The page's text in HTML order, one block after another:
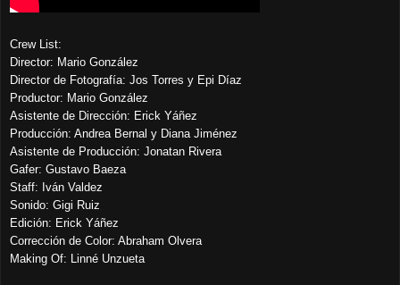
Crew List:
Director: Mario González
Director de Fotografía: Jos Torres y Epi Díaz
Productor: Mario González
Asistente de Dirección: Erick Yáñez
Producción: Andrea Bernal y Diana Jiménez
Asistente de Producción: Jonatan Rivera
Gafer: Gustavo Baeza
Staff: Iván Valdez
Sonido: Gigi Ruiz
Edición: Erick Yáñez
Corrección de Color: Abraham Olvera
Making Of: Linné Unzueta